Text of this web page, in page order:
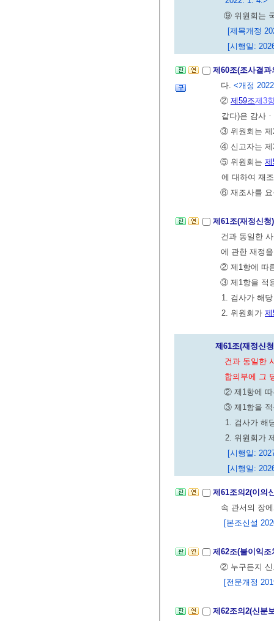
⑨ 위원회는
[제목개정
[시행일:
제60조(조사결
다. <개정
② 제59조제3
같다)은 감사
③ 위원회는 제
④ 신고자는 제
⑤ 위원회는
에 대하여 재
⑥ 재조사를 요
제61조(재정신
건과 동일한
에 관한 재정
② 제1항에 따
③ 제1항을 적
1. 검사가 해
2. 위원회가
제61조(재정신
건과 동일한
합의부에 그
② 제1항에 따
③ 제1항을 적
1. 검사가 해
2. 위원회가
[시행일:
[시행일:
제61조의2(이의
속 관서의 장
[본조신설
제62조(불이익
② 누구든지 신
[전문개정
제62조의2(신분